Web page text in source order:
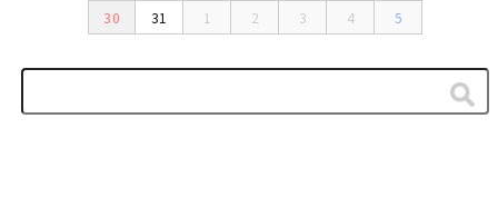
30
31 1 2 3 4 5